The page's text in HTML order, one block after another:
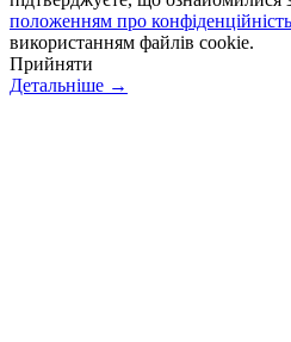
положенням про конфіденційність
використанням файлів cookie.
Прийняти
Детальніше →